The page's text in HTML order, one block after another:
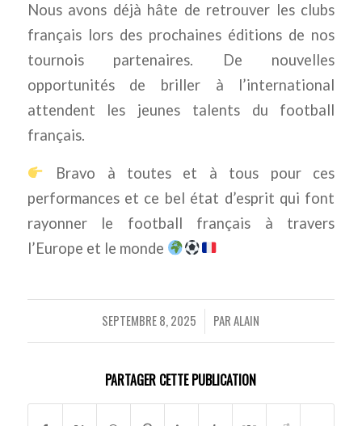
Nous avons déjà hâte de retrouver les clubs
français lors des prochaines éditions de nos
tournois partenaires. De nouvelles
opportunités de briller à l’international
attendent les jeunes talents du football
français.
Bravo à toutes et à tous pour ces
performances et ce bel état d’esprit qui font
rayonner le football français à travers
l’Europe et le monde
SEPTEMBRE 8, 2025
/ PARALAIN
PARTAGER CETTE PUBLICATION